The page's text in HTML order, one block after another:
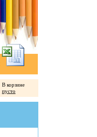
В корзине
пусто